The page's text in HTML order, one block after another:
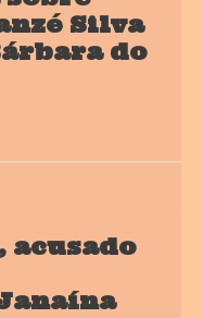
Silva
do
acusado